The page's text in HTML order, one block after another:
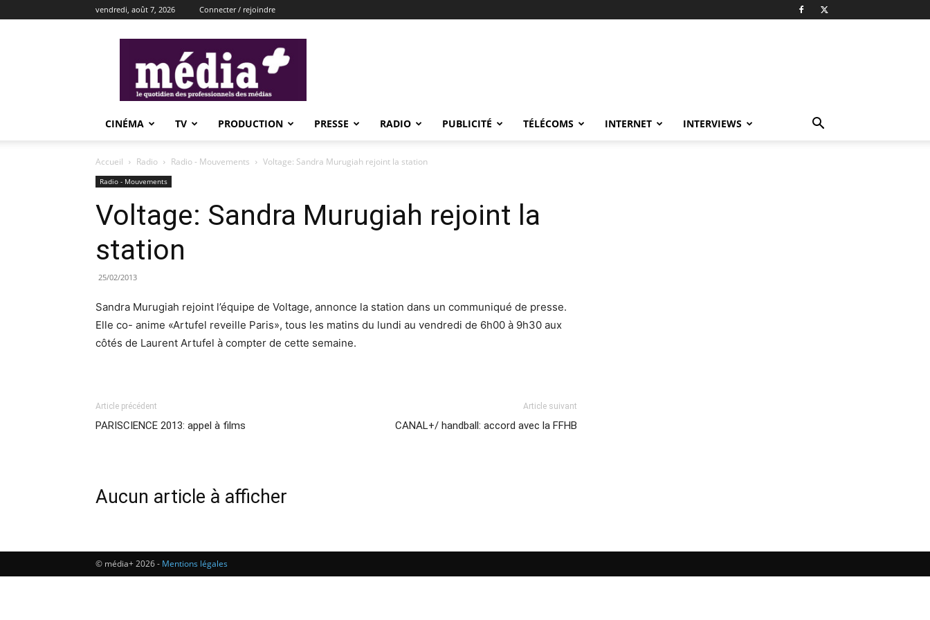
vendredi, août 7, 2026 Connecter / rejoindre
CINÉMA TV PRODUCTION PRESSE RADIO PUBLICITÉ TÉLÉCOMS INTERNET INTERVIEWS
Accueil Radio Radio - Mouvements Voltage: Sandra Murugiah rejoint la station
Radio - Mouvements
Voltage: Sandra Murugiah rejoint la
station
25/02/2013
Sandra Murugiah rejoint l’équipe de Voltage, annonce la station dans un communiqué de presse.
Elle co- anime «Artufel reveille Paris», tous les matins du lundi au vendredi de 6h00 à 9h30 aux
côtés de Laurent Artufel à compter de cette semaine.
Article précédent
PARISCIENCE 2013: appel à films
Article suivant
CANAL+/ handball: accord avec la FFHB
Aucun article à afficher
© média+ 2026 - Mentions légales